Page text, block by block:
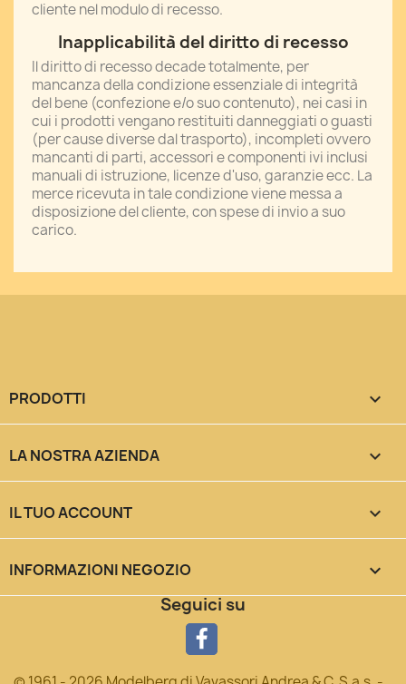
cliente nel modulo di recesso.
Inapplicabilità del diritto di recesso
Il diritto di recesso decade totalmente, per
mancanza della condizione essenziale di integrità
del bene (confezione e/o suo contenuto), nei casi in
cui i prodotti vengano restituiti danneggiati o guasti
(per cause diverse dal trasporto), incompleti ovvero
mancanti di parti, accessori e componenti ivi inclusi
manuali di istruzione, licenze d'uso, garanzie ecc. La
merce ricevuta in tale condizione viene messa a
disposizione del cliente, con spese di invio a suo
carico.
PRODOTTI 
LA NOSTRA AZIENDA 
IL TUO ACCOUNT 
INFORMAZIONI NEGOZIO keyboard_arrow_down
Seguici su